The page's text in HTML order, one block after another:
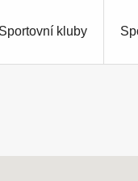
Sportovní kluby